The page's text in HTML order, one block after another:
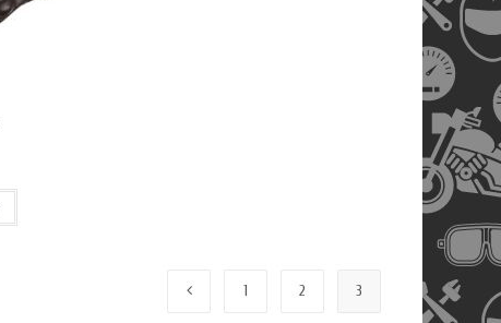
1 2 3